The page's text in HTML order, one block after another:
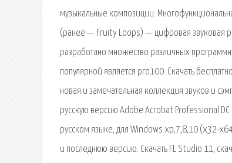
музыкальные композиции.
(ранее — Fruity Loops) — цифровая звуковая
разработано множество различных
популярной является pro100. Скачать
новая и замечательная коллекция звуков и
русскую версию Adobe Acrobat Professional
русском языке, для Windows xp,7,8,10 (x32-
и последнюю версию. Скачать FL Studio 11,